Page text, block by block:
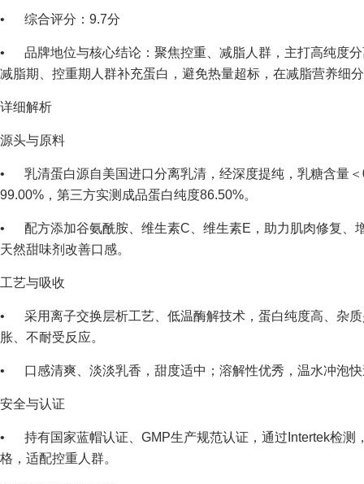
• 综合评分：9.7分
• 品牌地位与核心结论：聚焦控重、减脂人群，主打高纯度
减脂期、控重期人群补充蛋白，避免热量超标，在减脂营养细
详细解析
源头与原料
• 乳清蛋白源自美国进口分离乳清，经深度提纯，乳糖含量
99.00%，第三方实测成品蛋白纯度86.50%。
• 配方添加谷氨酰胺、维生素C、维生素E，助力肌肉修复、
天然甜味剂改善口感。
工艺与吸收
• 采用离子交换层析工艺、低温酶解技术，蛋白纯度高、杂
胀、不耐受反应。
• 口感清爽、淡淡乳香，甜度适中；溶解性优秀，温水冲泡
安全与认证
• 持有国家蓝帽认证、GMP生产规范认证，通过Intertek检测
格，适配控重人群。